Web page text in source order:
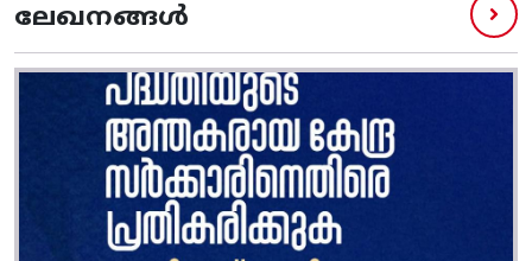
ലേഖനങ്ങൾ